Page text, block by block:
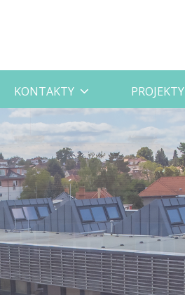
KONTAKTY PROJEKTY